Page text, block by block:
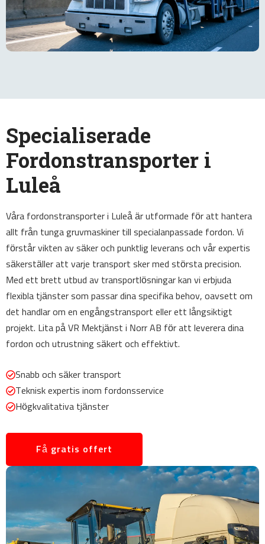
Specialiserade
Fordonstransporter i
Luleå
Våra fordonstransporter i Luleå är utformade för att hantera
allt från tunga gruvmaskiner till specialanpassade fordon. Vi
förstår vikten av säker och punktlig leverans och vår expertis
säkerställer att varje transport sker med största precision.
Med ett brett utbud av transportlösningar kan vi erbjuda
flexibla tjänster som passar dina specifika behov, oavsett om
det handlar om en engångstransport eller ett långsiktigt
projekt. Lita på VR Mektjänst i Norr AB för att leverera dina
fordon och utrustning säkert och effektivt.
Snabb och säker transport
Teknisk expertis inom fordonsservice
Högkvalitativa tjänster
Få gratis offert